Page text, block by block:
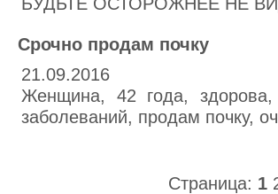
Срочно продам почку
21.09.2016
Женщина, 42 года, здорова,
заболеваний, продам почку,
Страница: 1